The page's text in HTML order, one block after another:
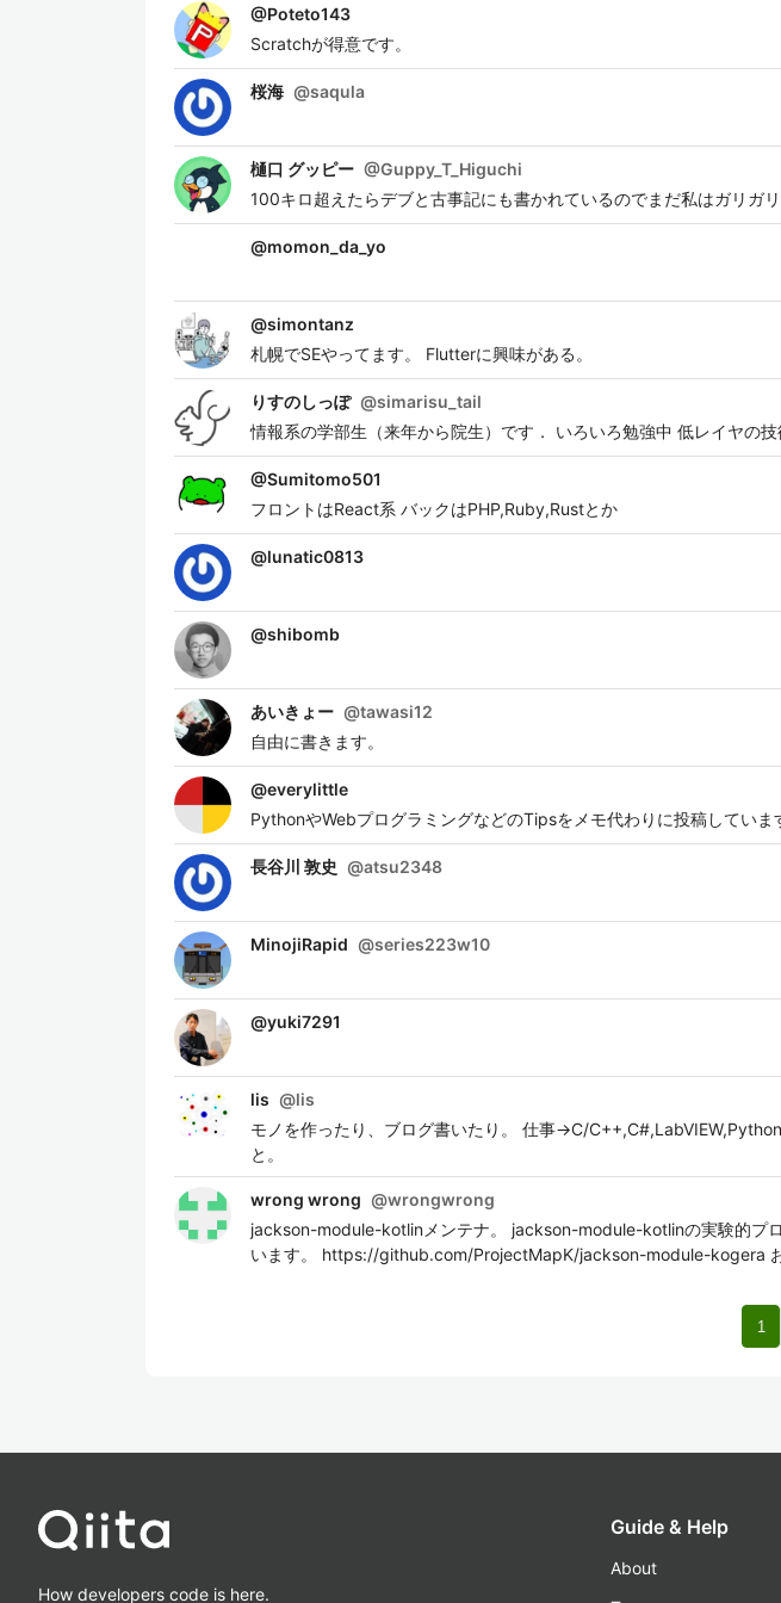
@Poteto143
Scratchが得意です。
桜海 @saqula
樋口 グッピー @Guppy_T_Higuchi
100キロ超えたらデブと古事記にも書かれているのでまだ私はガリガリ
@momon_da_yo
@simontanz
札幌でSEやってます。 Flutterに興味がある。
りすのしっぽ @simarisu_tail
情報系の学部生（来年から院生）です． いろいろ勉強中 低レイヤの
@Sumitomo501
フロントはReact系 バックはPHP,Ruby,Rustとか
@lunatic0813
@shibomb
あいきょー @tawasi12
自由に書きます。
@everylittle
PythonやWebプログラミングなどのTipsをメモ代わりに投稿していま
長谷川 敦史 @atsu2348
MinojiRapid @series223w10
@yuki7291
lis @lis
モノを作ったり、ブログ書いたり。 仕事→C/
と。
wrong wrong @wrongwrong
jackson-module-kotlinメンテナ。 jackson-module-kotlinの実験的プ
います。 https://github.com/ProjectMapK/jackson-module-kogera お
1
How developers code is here.
Guide & Help
About